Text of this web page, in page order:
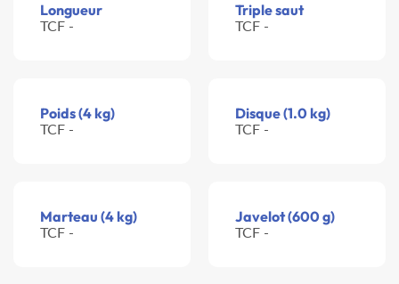
Longueur
TCF -
Triple saut
TCF -
Poids (4 kg)
TCF -
Disque (1.0 kg)
TCF -
Marteau (4 kg)
TCF -
Javelot (600 g)
TCF -